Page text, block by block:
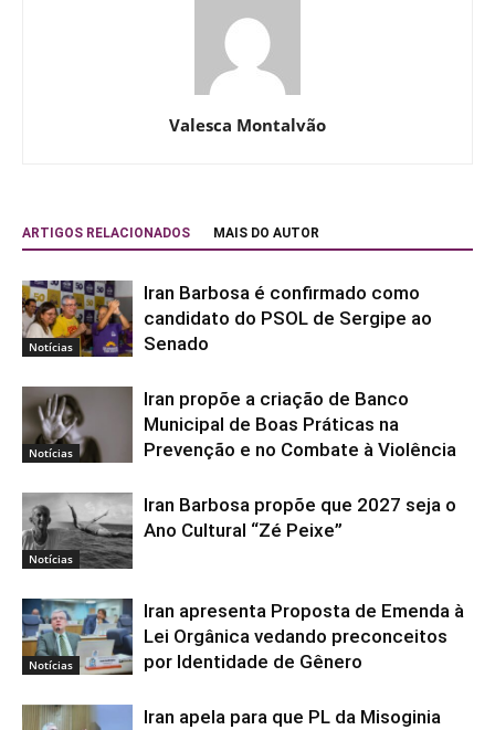
Valesca Montalvão
ARTIGOS RELACIONADOS MAIS DO AUTOR
Notícias
Iran Barbosa é confirmado como
candidato do PSOL de Sergipe ao
Senado
Notícias
Iran propõe a criação de Banco
Municipal de Boas Práticas na
Prevenção e no Combate à Violência
Notícias
Iran Barbosa propõe que 2027 seja o
Ano Cultural “Zé Peixe”
Notícias
Iran apresenta Proposta de Emenda à
Lei Orgânica vedando preconceitos
por Identidade de Gênero
Iran apela para que PL da Misoginia